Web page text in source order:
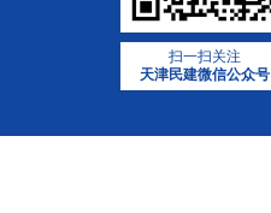
扫一扫关注
天津民建微信公众号